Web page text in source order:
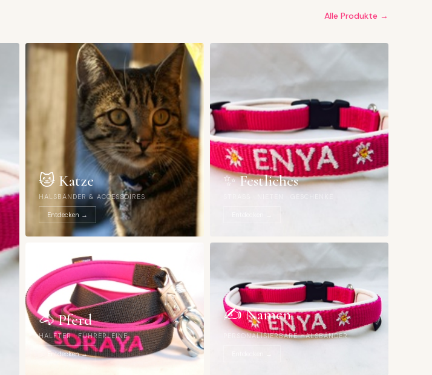
Alle Produkte →
🐱 Katze
HALSBÄNDER & ACCESSOIRES
Entdecken →
✨ Festliches
🐴 Pferd
HALFTER · FÜHRERLEINE
Entdecken →
✍️ Namen
PERSONALISIERBARE HALSBÄNDER